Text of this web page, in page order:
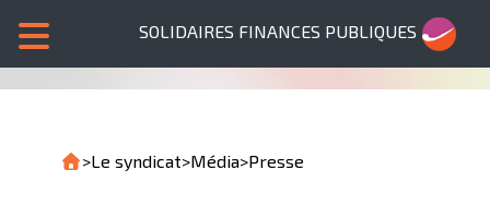
SOLIDAIRES FINANCES PUBLIQUES
>Le syndicat>Média>Presse